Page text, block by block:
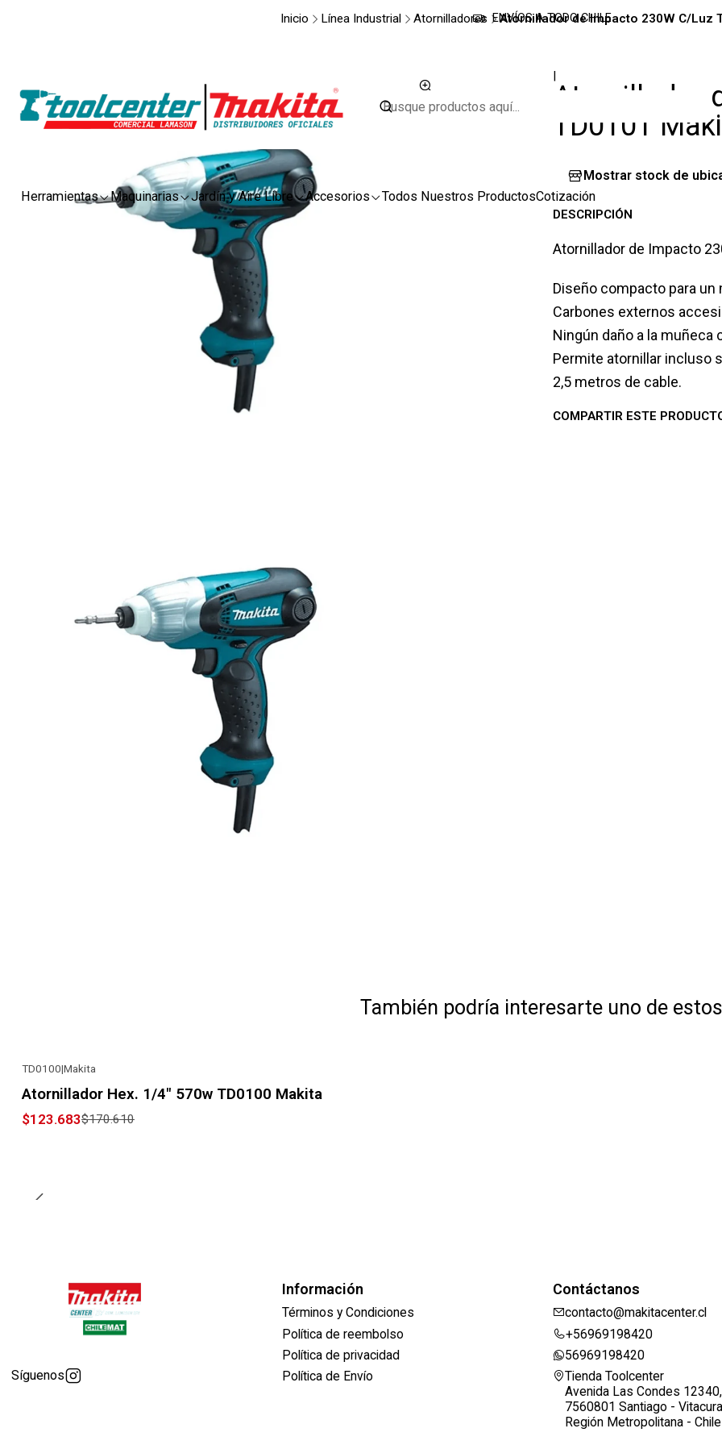
Herramientas Maquinarias Jardín y Aire Libre Accesorios Todos Nuestros ProductosCotización
ENVÍOS A TODO CHILE
Inicio Línea Industrial Atornilladores Atornillador de Impacto 230W C/Luz
|
Atornillador
TD0101
Mostrar stock de
DESCRIPCIÓN
Atornillador de Impacto
Diseño compacto para
Carbones externos
Ningún daño a la
Permite atornillar incluso
2,5 metros de cable.
COMPARTIR ESTE
También podría interesarte uno de estos
TD0100|Makita
Atornillador Hex. 1/4" 570w TD0100 Makita
$123.683$170.610
Síguenos
Información
Términos y Condiciones
Política de reembolso
Política de privacidad
Política de Envío
Contáctanos
contacto@makitacenter.cl
+56969198420
56969198420
Tienda Toolcenter
Avenida Las Condes
7560801 Santiago - Vitacura
Región Metropolitana - Chile